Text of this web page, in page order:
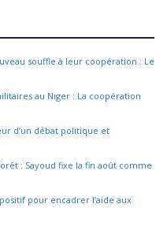
souffle à leur coopération : Le
au Niger : La coopération
d’un débat politique et
: Sayoud fixe la fin août comme
pour encadrer l’aide aux